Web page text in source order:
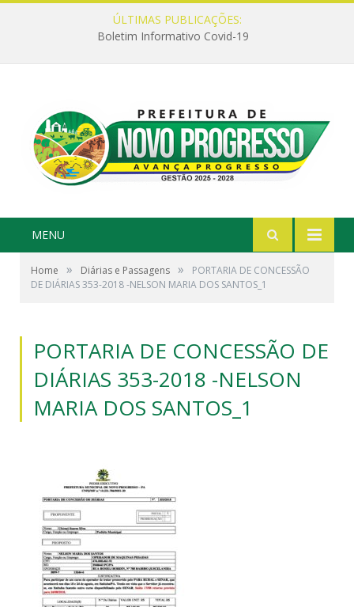
ÚLTIMAS PUBLICAÇÕES:
Boletim Informativo Covid-19
MENU
Home » Diárias e Passagens »
PORTARIA DE CONCESSÃO
DE DIÁRIAS 353-2018 -NELSON MARIA DOS SANTOS_1
PORTARIA DE CONCESSÃO DE
DIÁRIAS 353-2018 -NELSON
MARIA DOS SANTOS_1